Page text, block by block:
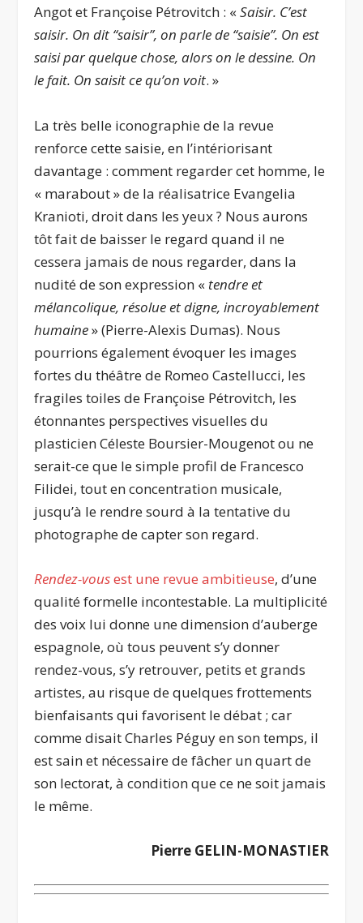
Angot et Françoise Pétrovitch : «Saisir. C’est
saisir. On dit ‘‘saisir’’, on parle de ‘‘saisie’’. On est
saisi par quelque chose, alors on le dessine. On
le fait. On saisit ce qu’on voit. »
La très belle iconographie de la revue
renforce cette saisie, en l’intériorisant
davantage : comment regarder cet homme, le
« marabout » de la réalisatrice Evangelia
Kranioti, droit dans les yeux ? Nous aurons
tôt fait de baisser le regard quand il ne
cessera jamais de nous regarder, dans la
nudité de son expression « tendre et
mélancolique, résolue et digne, incroyablement
humaine» (Pierre-Alexis Dumas). Nous
pourrions également évoquer les images
fortes du théâtre de Romeo Castellucci, les
fragiles toiles de Françoise Pétrovitch, les
étonnantes perspectives visuelles du
plasticien Céleste Boursier-Mougenot ou ne
serait-ce que le simple profil de Francesco
Filidei, tout en concentration musicale,
jusqu’à le rendre sourd à la tentative du
photographe de capter son regard.
Rendez-vousest une revue ambitieuse, d’une
qualité formelle incontestable. La multiplicité
des voix lui donne une dimension d’auberge
espagnole, où tous peuvent s’y donner
rendez-vous, s’y retrouver, petits et grands
artistes, au risque de quelques frottements
bienfaisants qui favorisent le débat ; car
comme disait Charles Péguy en son temps, il
est sain et nécessaire de fâcher un quart de
son lectorat, à condition que ce ne soit jamais
le même.
Pierre GELIN-MONASTIER